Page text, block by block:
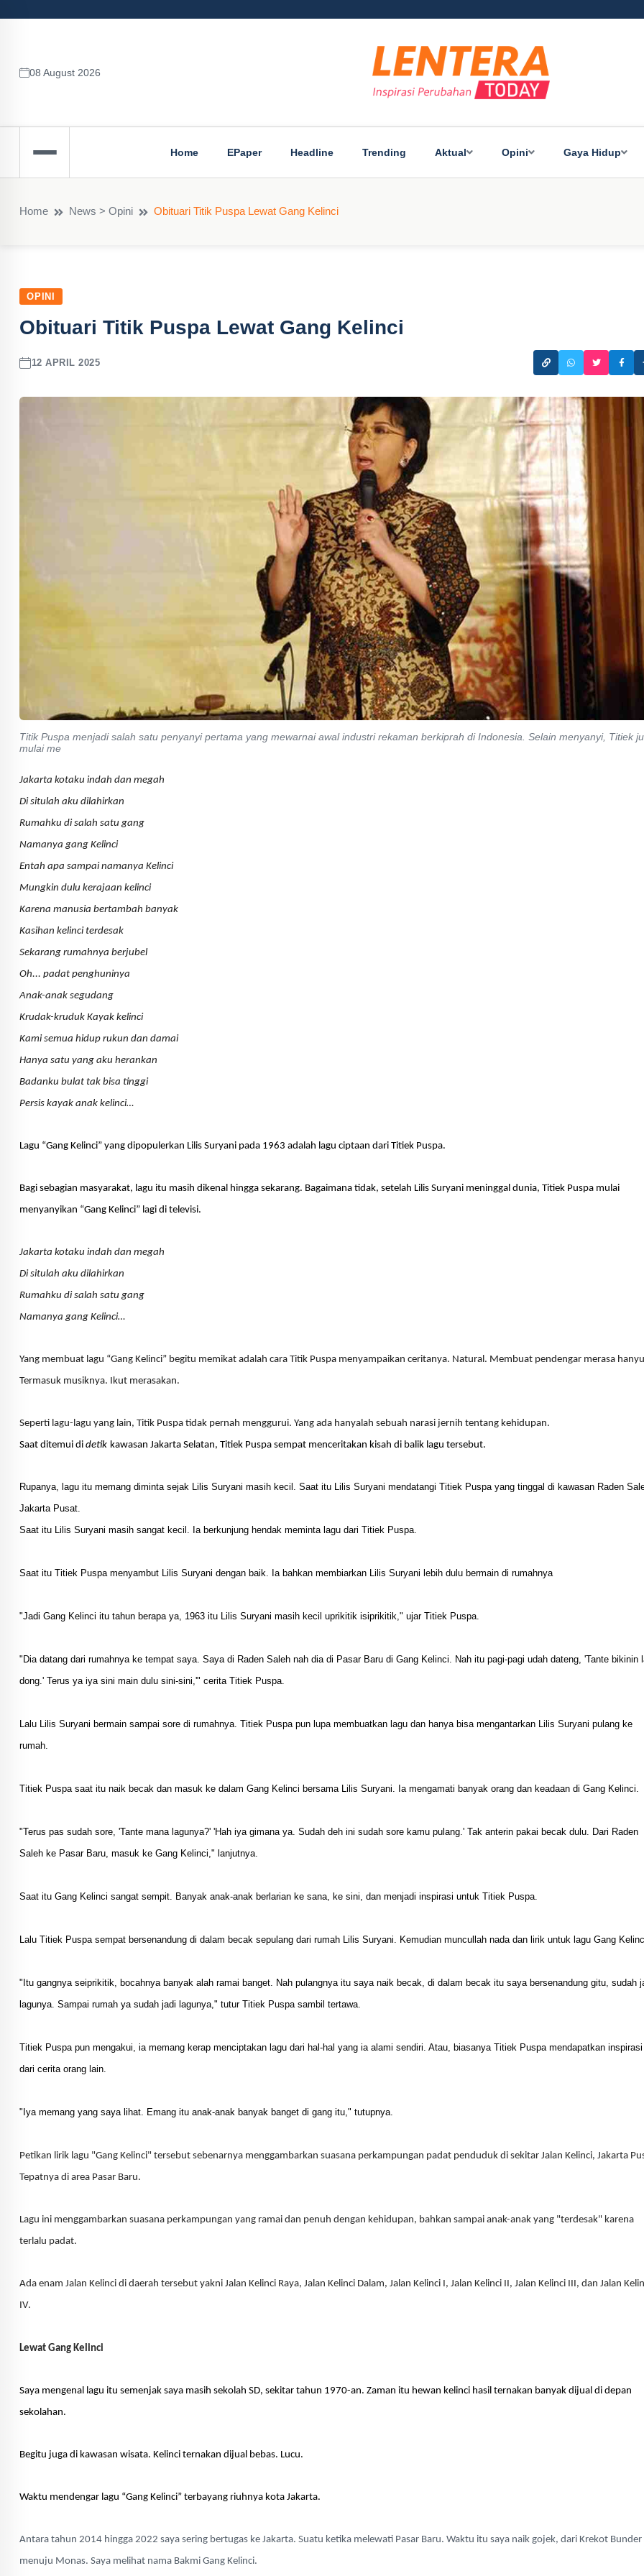
08 August 2026
Home EPaper Headline Trending Aktual Opini Gaya Hidup
Home News > Opini Obituari Titik Puspa Lewat Gang Kelinci
OPINI
Obituari Titik Puspa Lewat Gang Kelinci
12 APRIL 2025
Titik Puspa menjadi salah satu penyanyi pertama yang mewarnai awal industri rekaman berkiprah di Indonesia. Selain menyanyi, Titiek
mulai me
Jakarta kotaku indah dan megah
Di situlah aku dilahirkan
Rumahku di salah satu gang
Namanya gang Kelinci
Entah apa sampai namanya Kelinci
Mungkin dulu kerajaan kelinci
Karena manusia bertambah banyak
Kasihan kelinci terdesak
Sekarang rumahnya berjubel
Oh... padat penghuninya
Anak-anak segudang
Krudak-kruduk Kayak kelinci
Kami semua hidup rukun dan damai
Hanya satu yang aku herankan
Badanku bulat tak bisa tinggi
Persis kayak anak kelinci…
Lagu “Gang Kelinci” yang dipopulerkan Lilis Suryani pada 1963 adalah lagu ciptaan dari Titiek Puspa.
Bagi sebagian masyarakat, lagu itu masih dikenal hingga sekarang. Bagaimana tidak, setelah Lilis Suryani meninggal dunia, Titiek Puspa mulai
menyanyikan “Gang Kelinci” lagi di televisi.
Jakarta kotaku indah dan megah
Di situlah aku dilahirkan
Rumahku di salah satu gang
Namanya gang Kelinci…
Yang membuat lagu “Gang Kelinci” begitu memikat adalah cara Titik Puspa menyampaikan ceritanya. Natural. Membuat pendengar merasa
Termasuk musiknya. Ikut merasakan.
Seperti lagu-lagu yang lain, Titik Puspa tidak pernah menggurui. Yang ada hanyalah sebuah narasi jernih tentang kehidupan.
Saat ditemui di detik kawasan Jakarta Selatan, Titiek Puspa sempat menceritakan kisah di balik lagu tersebut.
Rupanya, lagu itu memang diminta sejak Lilis Suryani masih kecil. Saat itu Lilis Suryani mendatangi Titiek Puspa yang tinggal di kawasan Raden
Jakarta Pusat.
Saat itu Lilis Suryani masih sangat kecil. Ia berkunjung hendak meminta lagu dari Titiek Puspa.
Saat itu Titiek Puspa menyambut Lilis Suryani dengan baik. Ia bahkan membiarkan Lilis Suryani lebih dulu bermain di rumahnya
"Jadi Gang Kelinci itu tahun berapa ya, 1963 itu Lilis Suryani masih kecil uprikitik isiprikitik," ujar Titiek Puspa.
"Dia datang dari rumahnya ke tempat saya. Saya di Raden Saleh nah dia di Pasar Baru di Gang Kelinci. Nah itu pagi-pagi udah dateng, 'Tante bikinin
dong.' Terus ya iya sini main dulu sini-sini,'" cerita Titiek Puspa.
Lalu Lilis Suryani bermain sampai sore di rumahnya. Titiek Puspa pun lupa membuatkan lagu dan hanya bisa mengantarkan Lilis Suryani pulang ke
rumah.
Titiek Puspa saat itu naik becak dan masuk ke dalam Gang Kelinci bersama Lilis Suryani. Ia mengamati banyak orang dan keadaan di Gang Kelinci.
"Terus pas sudah sore, 'Tante mana lagunya?' 'Hah iya gimana ya. Sudah deh ini sudah sore kamu pulang.' Tak anterin pakai becak dulu. Dari Raden
Saleh ke Pasar Baru, masuk ke Gang Kelinci," lanjutnya.
Saat itu Gang Kelinci sangat sempit. Banyak anak-anak berlarian ke sana, ke sini, dan menjadi inspirasi untuk Titiek Puspa.
Lalu Titiek Puspa sempat bersenandung di dalam becak sepulang dari rumah Lilis Suryani. Kemudian muncullah nada dan lirik untuk lagu Gang
"Itu gangnya seiprikitik, bocahnya banyak alah ramai banget. Nah pulangnya itu saya naik becak, di dalam becak itu saya bersenandung gitu, sudah
lagunya. Sampai rumah ya sudah jadi lagunya," tutur Titiek Puspa sambil tertawa.
Titiek Puspa pun mengakui, ia memang kerap menciptakan lagu dari hal-hal yang ia alami sendiri. Atau, biasanya Titiek Puspa mendapatkan inspirasi
dari cerita orang lain.
"Iya memang yang saya lihat. Emang itu anak-anak banyak banget di gang itu," tutupnya.
Petikan lirik lagu "Gang Kelinci" tersebut sebenarnya menggambarkan suasana perkampungan padat penduduk di sekitar Jalan Kelinci, Jakarta
Tepatnya di area Pasar Baru.
Lagu ini menggambarkan suasana perkampungan yang ramai dan penuh dengan kehidupan, bahkan sampai anak-anak yang "terdesak" karena
terlalu padat.
Ada enam Jalan Kelinci di daerah tersebut yakni Jalan Kelinci Raya, Jalan Kelinci Dalam, Jalan Kelinci I, Jalan Kelinci II, Jalan Kelinci III, dan Jalan
IV.
Lewat Gang Kelinci
Saya mengenal lagu itu semenjak saya masih sekolah SD, sekitar tahun 1970-an. Zaman itu hewan kelinci hasil ternakan banyak dijual di depan
sekolahan.
Begitu juga di kawasan wisata. Kelinci ternakan dijual bebas. Lucu.
Waktu mendengar lagu “Gang Kelinci” terbayang riuhnya kota Jakarta.
Antara tahun 2014 hingga 2022 saya sering bertugas ke Jakarta. Suatu ketika melewati Pasar Baru. Waktu itu saya naik gojek, dari Krekot Bunder
menuju Monas. Saya melihat nama Bakmi Gang Kelinci.